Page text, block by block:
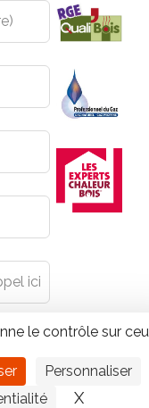
le contrôle sur
Personnaliser
X